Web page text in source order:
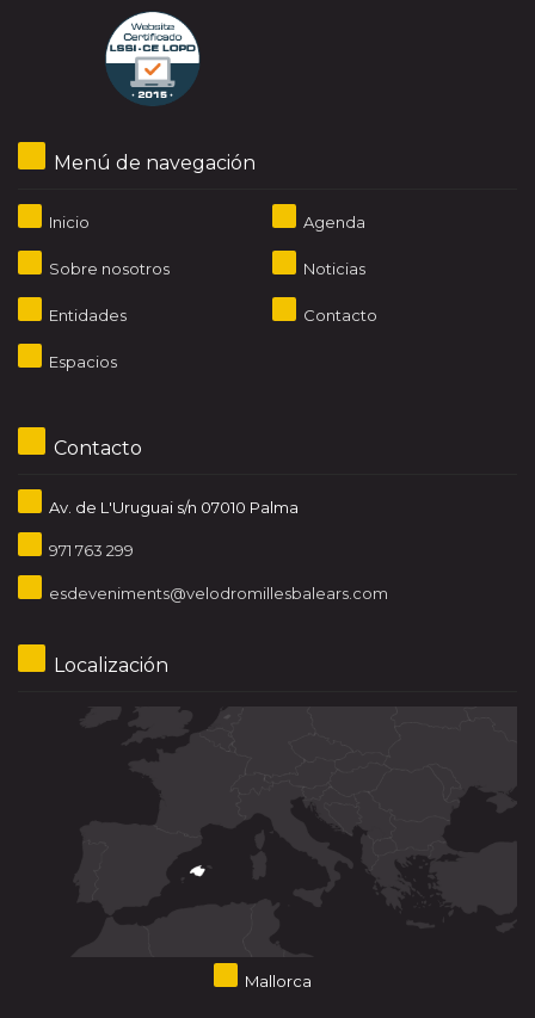
Menú de navegación
Inicio
Sobre nosotros
Entidades
Espacios
Agenda
Noticias
Contacto
Contacto
Av. de L'Uruguai s/n 07010 Palma
971 763 299
esdeveniments@velodromillesbalears.com
Localización
Mallorca